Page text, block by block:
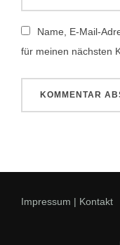
Name, E-Mail-
für meinen nächsten
Impressum | Kontakt